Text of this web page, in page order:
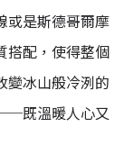
或是斯德哥爾摩
搭配，使得整個
變冰山般冷洌的
既溫暖人心又